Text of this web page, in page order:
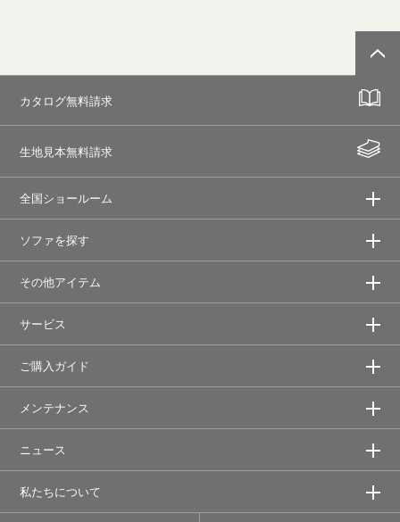
カタログ無料請求
生地見本無料請求
全国ショールーム
ソファを探す
その他アイテム
サービス
ご購入ガイド
メンテナンス
ニュース
私たちについて